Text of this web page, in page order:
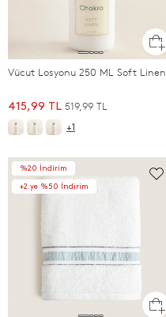
Vücut Losyonu 250 ML Soft Linen
415,99 TL 519,99 TL
+1
%20 İndirim
+2.ye %50 İndirim